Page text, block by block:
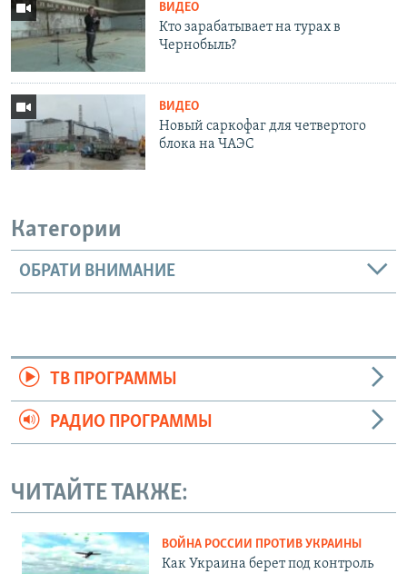
ВИДЕО
Кто зарабатывает на турах в
Чернобыль?
ВИДЕО
Новый саркофаг для четвертого
блока на ЧАЭС
Категории
ОБРАТИ ВНИМАНИЕ
ТВ ПРОГРАММЫ
РАДИО ПРОГРАММЫ
ЧИТАЙТЕ ТАКЖЕ:
ВОЙНА РОССИИ ПРОТИВ УКРАИНЫ
Как Украина берет под контроль